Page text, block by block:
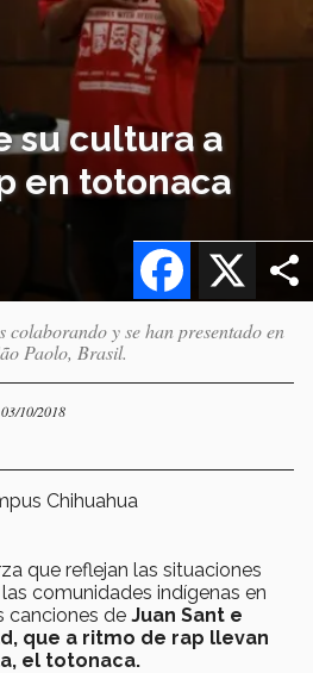
su cultura a
en totonaca
X
Facebook
y se han presentado en
Paolo, Brasil.
10/2018
Chihuahua
que reflejan las situaciones
comunidades indígenas en
canciones de Juan Sant e
que a ritmo de rap llevan
el totonaca.